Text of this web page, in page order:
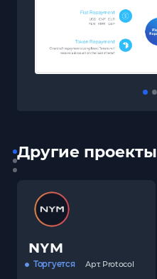
Другие проекты
NYM
Торгуется Арт. Protocol